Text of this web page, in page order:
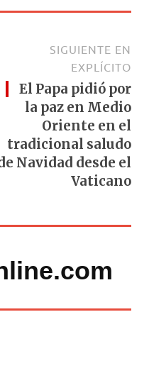
SIGUIENTE EN
EXPLÍCITO
El Papa pidió por
la paz en Medio
Oriente en el
tradicional saludo
Navidad desde el
Vaticano